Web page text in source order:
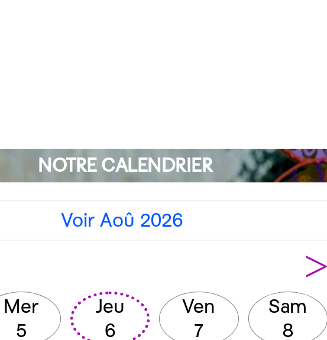
NOTRE CALENDRIER
Voir Aoû 2026
>
Mer
5
Jeu
6
Ven
7
Sam
8